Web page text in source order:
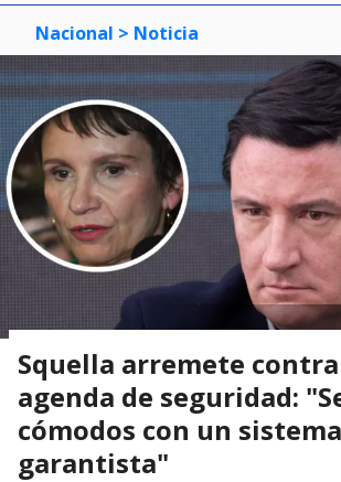
Nacional > Noticia
Squella arremete
agenda de seguridad:
cómodos con un sistema
garantista"